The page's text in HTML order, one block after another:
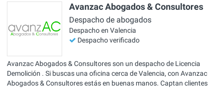
Avanzac Abogados & Consultores
Despacho de abogados
Despacho en Valencia
Despacho verificado
Avanzac Abogados & Consultores son un despacho de Licencia
Demolición . Si buscas una oficina cerca de Valencia, con Avanzac
Abogados & Consultores estás en buenas manos. Captan clientes